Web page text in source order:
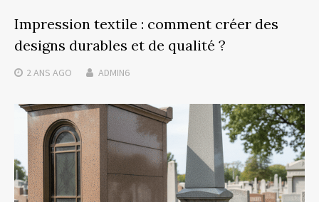
Impression textile : comment créer des
designs durables et de qualité ?
2 ANS AGO ADMIN6